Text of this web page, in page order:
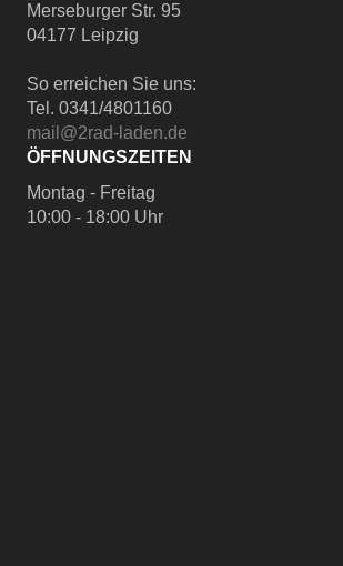
Merseburger Str. 95
04177 Leipzig
So erreichen Sie uns:
Tel. 0341/4801160
mail@2rad-laden.de
ÖFFNUNGSZEITEN
Montag - Freitag
10:00 - 18:00 Uhr